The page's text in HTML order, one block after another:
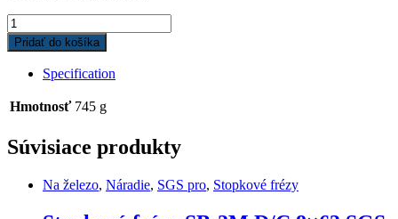
Reverzné
kladivo
0,5kg
200mm
Kukko
22-
quantity
Pridať do košíka
Specification
Hmotnosť 745 g
Súvisiace produkty
Na železo, Náradie, SGS pro, Stopkové frézy